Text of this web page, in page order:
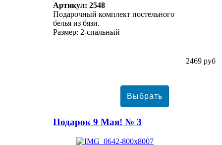
Артикул: 2548
Подарочный комплект постельного
белья из бязи.
Размер: 2-спальный
2469 руб
Подарок 9 Мая! № 3